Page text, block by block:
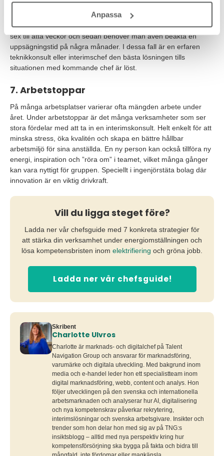
Anpassa
En av de vanligaste förfrågningarna på interimskonsulter sker
vid uppsägningar och sjukskrivningar. Allt för att inte tappa fart
eller få produktionsstopp. En chefsrekrytering tar i genomsnitt
sex till åtta veckor och sedan behöver man även beakta en
uppsägningstid på några månader. I dessa fall är en erfaren
teknikkonsult eller interimschef den bästa lösningen tills
situationen med kommande chef är löst.
7. Arbetstoppar
På många arbetsplatser varierar ofta mängden arbete under
året. Under arbetstoppar är det många verksamheter som ser
stora fördelar med att ta in en interimskonsult. Helt enkelt för att
minska stress, öka kvalitén och skapa en bättre hållbar
arbetsmiljö för sina anställda. En ny person kan också tillföra ny
energi, inspiration och ”röra om” i teamet, vilket många gånger
kan vara nyttigt för gruppen. Speciellt i ingenjörstäta bolag där
innovation är en viktig drivkraft.
Vill du ligga steget före?
Ladda ner vår chefsguide med 7 konkreta strategier för
att stärka din verksamhet under energiomställningen och
lösa kompetensbristen inom elektrifiering och gröna jobb.
Ladda ner vår chefsguide!
Skribent
Charlotte Ulvros
Charlotte är marknads- och digitalchef på Talent
Navigation Group och ansvarar för marknadsföring,
varumärke och digitala utveckling. Med bakgrund inom
media och e-handel leder hon ett specialistteam inom
digital marknadsföring, webb, content och analys. Hon
följer utvecklingen på den svenska och internationella
arbetsmarknaden och analyserar hur AI, digitalisering
och nya kompetenskrav påverkar rekrytering,
interimslösningar och svenska arbetsgivare. Insikter och
trender som hon delar hon med sig av på TNG:s
insiktsblogg – alltid med nya perspektiv kring hur
kompetensförsörjning ska bygga på fakta och bidra till